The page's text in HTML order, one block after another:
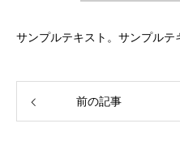
サンプルテキスト。サンプルテ
前の記事